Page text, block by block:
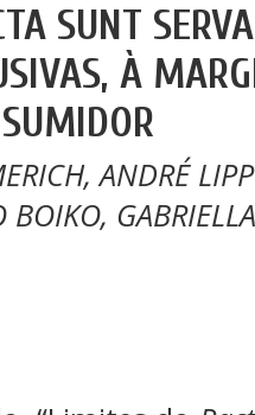
SUNT
À
ANDRÉ